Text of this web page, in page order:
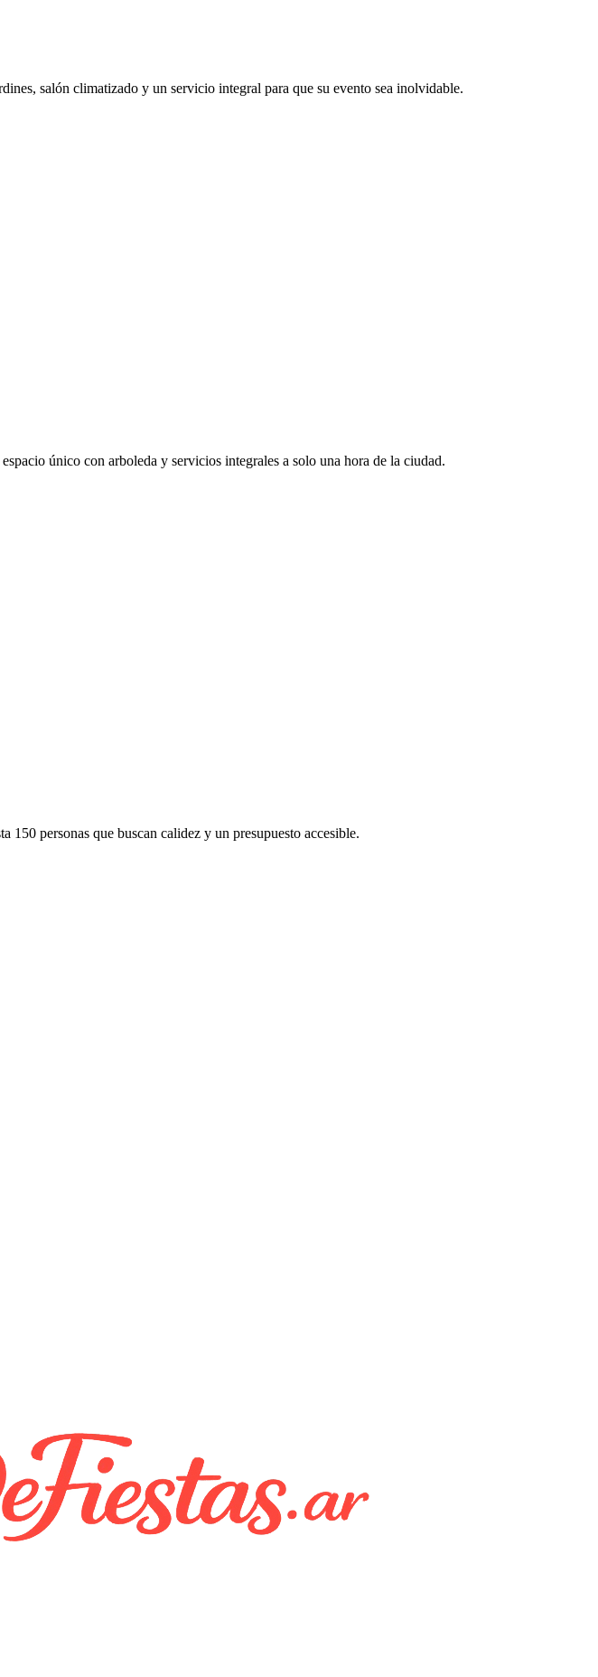
salón climatizado y un servicio integral para que su evento sea inolvidable.
único con arboleda y servicios integrales a solo una hora de la ciudad.
150 personas que buscan calidez y un presupuesto accesible.